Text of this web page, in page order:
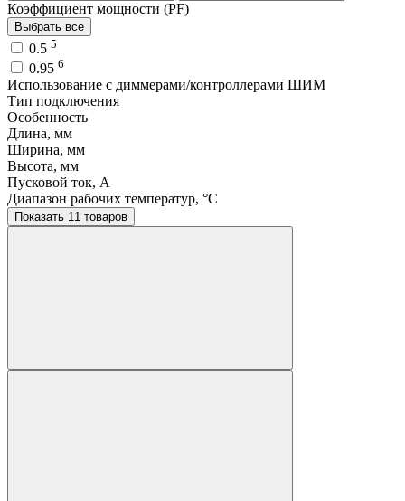
Коэффициент мощности (PF)
Выбрать все
0.5 5
0.95 6
Использование с диммерами/контроллерами ШИМ
Тип подключения
Особенность
Длина, мм
Ширина, мм
Высота, мм
Пусковой ток, A
Диапазон рабочих температур, °C
Показать 11 товаров